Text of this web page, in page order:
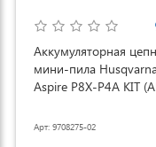
Аккумуляторная
мини-пила
Aspire P8X-P4A KIT
Арт: 9708275-02